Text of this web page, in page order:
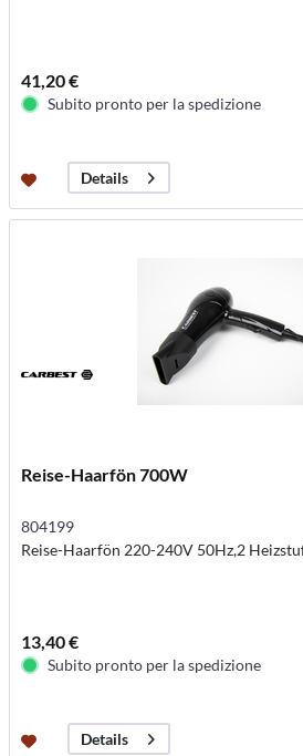
41,20 €
Subito pronto per la spedizione
Details
Reise-Haarfön 700W
804199
Reise-Haarfön 220-240V 50Hz,2
13,40 €
Subito pronto per la spedizione
Details